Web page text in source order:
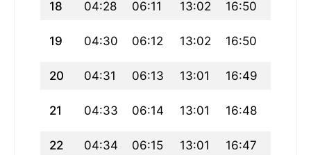
18 04:28 06:11 13:02 16:50
19 04:30 06:12 13:02 16:50
20 04:31 06:13 13:01 16:49
21 04:33 06:14 13:01 16:48
22 04:34 06:15 13:01 16:47